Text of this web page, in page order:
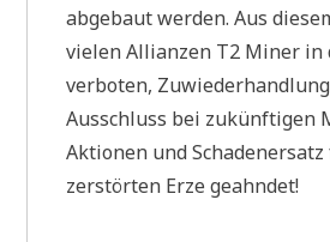
abgebaut werden. Aus
vielen Allianzen T2 Miner in
verboten,
Ausschluss bei zukünftigen
Aktionen und
zerstörten Erze geahndet!